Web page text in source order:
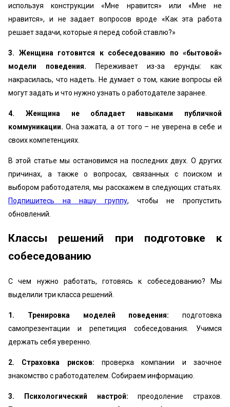
используя конструкции «Мне нравится» или «Мне не
нравится», и не задает вопросов вроде «Как эта работа
решает задачи, которые я перед собой ставлю?»
3. Женщина готовится к собеседованию по «бытовой»
модели поведения.
Переживает из-за ерунды: как
накрасилась, что надеть. Не думает о том, какие вопросы ей
могут задать и что нужно узнать о работодателе заранее.
4. Женщина не обладает навыками публичной
коммуникации. Она зажата, а от того – не уверена в себе и
своих компетенциях.
В этой статье мы остановимся на последних двух. О других
причинах, а также о вопросах, связанных с поиском и
выбором работодателя, мы расскажем в следующих статьях.
Подпишитесь на нашу группу, чтобы не пропустить
обновлений.
Классы решений при подготовке к
собеседованию
С чем нужно работать, готовясь к собеседованию? Мы
выделили три класса решений.
1. Тренировка моделей поведения: подготовка
самопрезентации и репетиция собеседования. Учимся
держать себя уверенно.
2. Страховка рисков: проверка компании и заочное
знакомство с работодателем. Собираем информацию.
3. Психологический настрой: преодоление страхов.